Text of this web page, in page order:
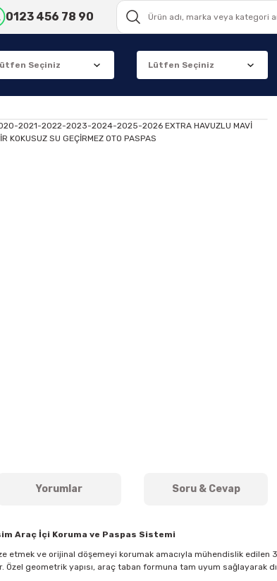
0123 456 78 90
Yorumlar Soru & Cevap
Araç İçi Koruma ve Paspas Sistemi
etmek ve orijinal döşemeyi korumak amacıyla mühendislik
geometrik yapısı, araç taban formuna tam uyum sağlayarak